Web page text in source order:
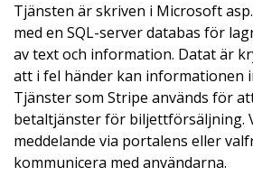
Tjänsten är skriven i Microsoft
med en SQL-server databas för
av text och information. Datat är
att i fel händer kan informationen
Tjänster som Stripe används för
betaltjänster för biljettförsäljning.
meddelande via portalens eller
kommunicera med användarna.